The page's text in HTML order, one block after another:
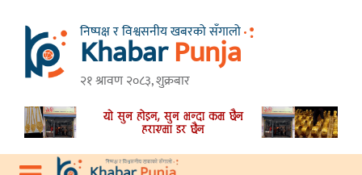
निष्पक्ष र विश्वसनीय खबरको सँगालो
KhabarPunja
२१ श्रावण २०८३, शुक्रबार
गृहपृष्ठ
तनहुँ
गण्डकी